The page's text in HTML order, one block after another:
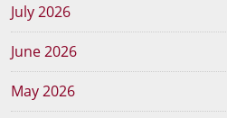
July 2026
June 2026
May 2026